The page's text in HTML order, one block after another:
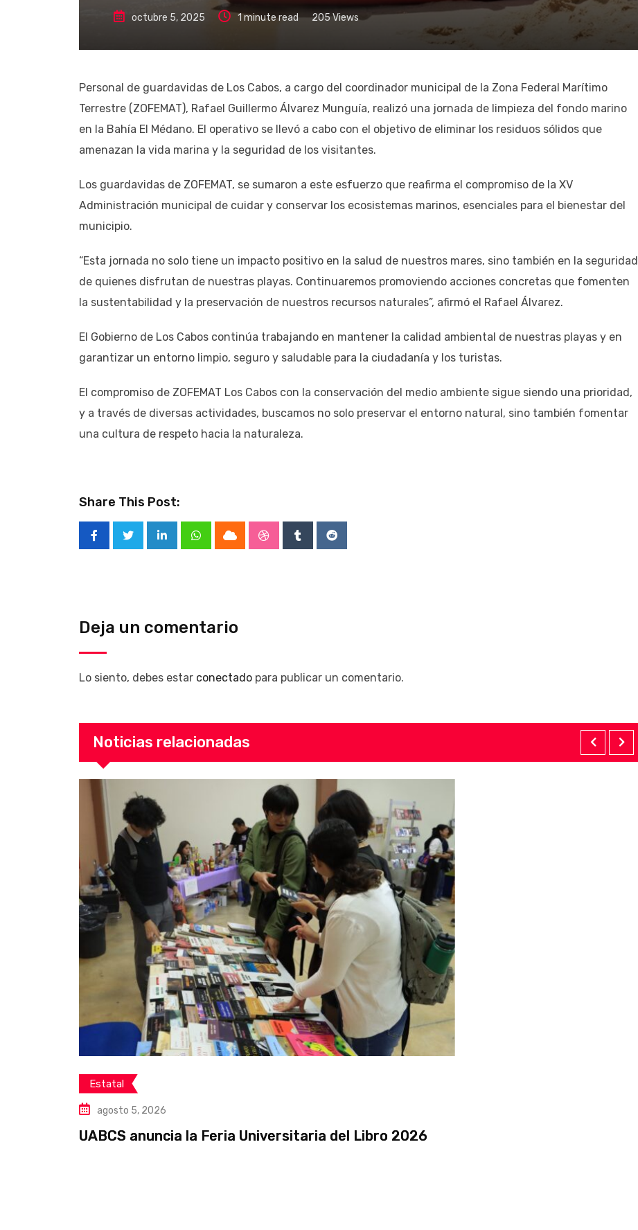
octubre 5, 2025 1 minute read 205Views
Personal de guardavidas de Los Cabos, a cargo del coordinador municipal de la Zona Federal Marítimo
Terrestre (ZOFEMAT), Rafael Guillermo Álvarez Munguía, realizó una jornada de limpieza del fondo marino
en la Bahía El Médano. El operativo se llevó a cabo con el objetivo de eliminar los residuos sólidos que
amenazan la vida marina y la seguridad de los visitantes.
Los guardavidas de ZOFEMAT, se sumaron a este esfuerzo que reafirma el compromiso de la XV
Administración municipal de cuidar y conservar los ecosistemas marinos, esenciales para el bienestar del
municipio.
“Esta jornada no solo tiene un impacto positivo en la salud de nuestros mares, sino también en la seguridad
de quienes disfrutan de nuestras playas. Continuaremos promoviendo acciones concretas que fomenten
la sustentabilidad y la preservación de nuestros recursos naturales”, afirmó el Rafael Álvarez.
El Gobierno de Los Cabos continúa trabajando en mantener la calidad ambiental de nuestras playas y en
garantizar un entorno limpio, seguro y saludable para la ciudadanía y los turistas.
El compromiso de ZOFEMAT Los Cabos con la conservación del medio ambiente sigue siendo una prioridad,
y a través de diversas actividades, buscamos no solo preservar el entorno natural, sino también fomentar
una cultura de respeto hacia la naturaleza.
Share This Post:
LinkedInWhatsappCloud StumbleUpon
TumblrReddit
Deja un comentario
Lo siento, debes estar conectado para publicar un comentario.
Noticias relacionadas
Estatal
agosto 5, 2026
UABCS anuncia la Feria Universitaria del Libro 2026